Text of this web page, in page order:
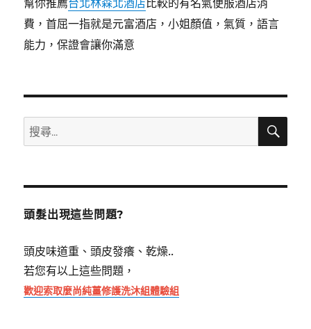
幫你推薦台北林森北酒店比較的有名氣便服酒店消
費，首屈一指就是元富酒店，小姐顏值，氣質，語言
能力，保證會讓你滿意
搜
尋
鍵
搜
頭髮出現這些問題?
頭皮味道重、頭皮發癢、乾燥..
若您有以上這些問題，
歡迎索取麼尚純薑修護洗沐組體驗組